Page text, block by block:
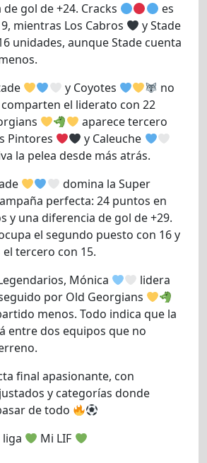
gol de +24. Cracks
es
mientras Los Cabros
y Stade
unidades, aunque Stade cuenta
y Coyotes
no
el liderato con 22
aparece tercero
Pintores
y Caleuche
la pelea desde más atrás.
domina la Super
perfecta: 24 puntos en
y una diferencia de gol de +29.
el segundo puesto con 16 y
el tercero con 15.
Mónica
lidera
por Old Georgians
menos. Todo indica que la
entre dos equipos que no
final apasionante, con
y categorías donde
de todo
liga Mi LIF